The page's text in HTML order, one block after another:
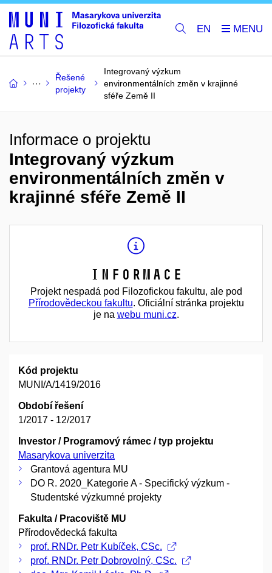
EN
Řešené
projekty
Integrovaný výzkum
environmentálních změn v krajinné
sféře Země II
Informace o projektu
Integrovaný výzkum
environmentálních změn v
krajinné sféře Země II
Informace
Projekt nespadá pod Filozofickou fakultu, ale pod
Přírodovědeckou fakultu. Oficiální stránka projektu
je na webu muni.cz.
Kód projektu
MUNI/A/1419/2016
Období řešení
1/2017 - 12/2017
Investor / Programový rámec / typ projektu
Masarykova univerzita
Grantová agentura MU
DO R. 2020_Kategorie A - Specifický výzkum -
Studentské výzkumné projekty
Fakulta / Pracoviště MU
Přírodovědecká fakulta
prof. RNDr. Petr Kubíček, CSc.
prof. RNDr. Petr Dobrovolný, CSc.